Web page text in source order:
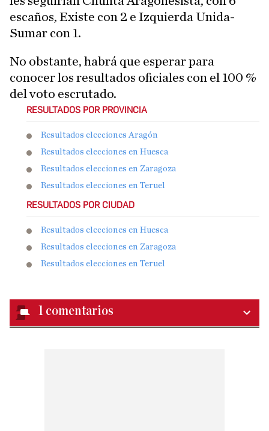
escaños, Existe con 2 e Izquierda Unida-
Sumar con 1.
No obstante, habrá que esperar para
conocer los resultados oficiales con el 100 %
del voto escrutado.
RESULTADOS POR PROVINCIA
Resultados elecciones Aragón
Resultados elecciones en Huesca
Resultados elecciones en Zaragoza
Resultados elecciones en Teruel
RESULTADOS POR CIUDAD
Resultados elecciones en Huesca
Resultados elecciones en Zaragoza
Resultados elecciones en Teruel
1 comentarios